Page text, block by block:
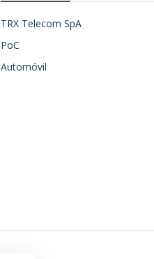
TRX Telecom SpA
PoC
Automóvil